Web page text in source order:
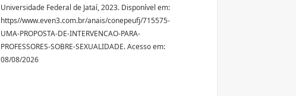
Universidade Federal de Jataí, 2023. Disponível em:
https//www.even3.com.br/anais/conepeufj/715575-
UMA-PROPOSTA-DE-INTERVENCAO-PARA-
PROFESSORES-SOBRE-SEXUALIDADE. Acesso em:
08/08/2026